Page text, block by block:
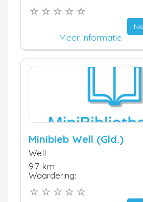
Meer informatie
Minibieb Well (Gld.)
Well
9.7 km
Waardering: